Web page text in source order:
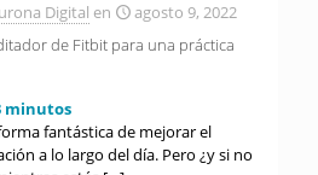
Digital en
agosto 9, 2022
de Fitbit para una práctica
minutos
fantástica de mejorar el
a lo largo del día. Pero ¿y si no